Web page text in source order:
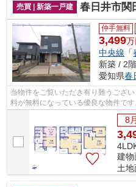
売買 | 新築一戸建 春日井市関田町２
仲手無料
3,499万
中央線 「
新築 / 2
愛知県春
当物件をご覧いただき有り難うござ
料が無料になっている優良な物件で
せて頂きますのでお気軽にお問合せ下
8
建物
土地